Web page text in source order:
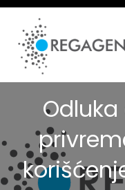
Skip
content